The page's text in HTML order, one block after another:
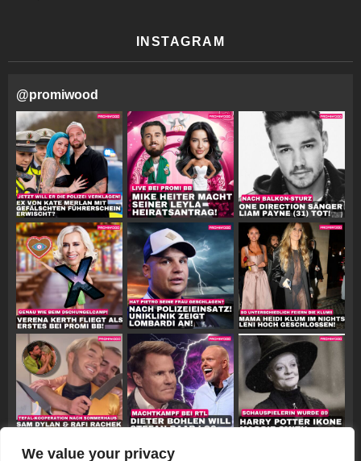
We value your privacy
INSTAGRAM
@promiwood